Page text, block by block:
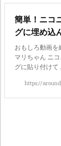
簡単！ニコ
グに埋め込
おもしろ動画を
マリちゃん ニ
グに貼り付けて
https://